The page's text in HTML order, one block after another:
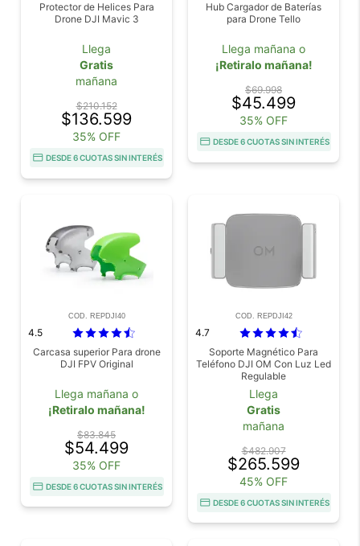
Protector de Helices Para
Drone DJI Mavic 3
Llega
Gratis
mañana
$210.152
$136.599
35% OFF
DESDE 6 CUOTAS SIN INTERÉS
Hub Cargador de Baterías
para Drone Tello
Llega mañana o
¡Retiralo mañana!
$69.998
$45.499
35% OFF
DESDE 6 CUOTAS SIN INTERÉS
COD. REPDJI40
4.5
Carcasa superior Para drone
DJI FPV Original
Llega mañana o
¡Retiralo mañana!
$83.845
$54.499
35% OFF
DESDE 6 CUOTAS SIN INTERÉS
COD. REPDJI42
4.7
Soporte Magnético Para
Teléfono DJI OM Con Luz Led
Regulable
Llega
Gratis
mañana
$482.907
$265.599
45% OFF
DESDE 6 CUOTAS SIN INTERÉS